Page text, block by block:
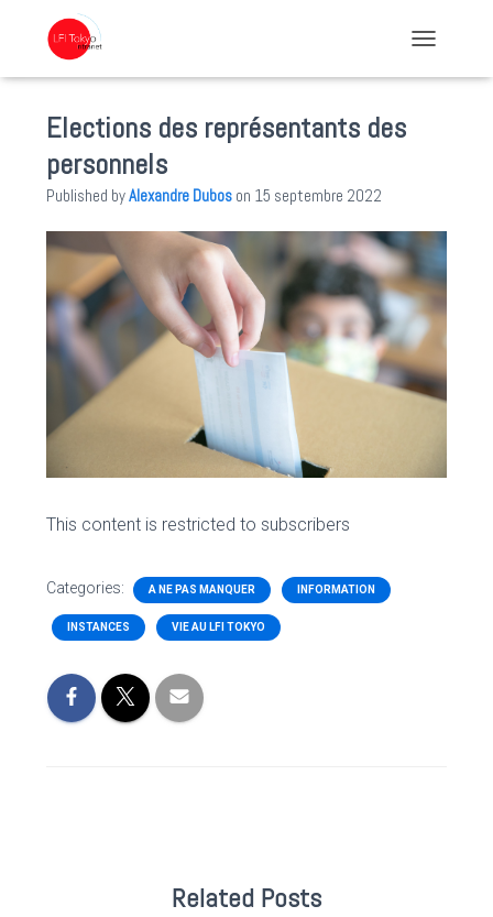
Elections des représentants des
personnels
Published byAlexandre Dubos on 15 septembre 2022
This content is restricted to subscribers
Categories: A NE PAS MANQUER INFORMATION
INSTANCES VIE AU LFI TOKYO
Related Posts